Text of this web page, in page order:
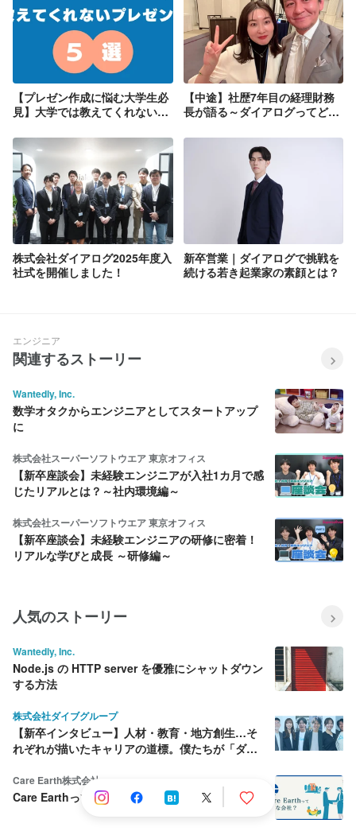
【プレゼン作成に悩む大学生必
見】大学では教えてくれないプ
【中途】社歴7年目の経理財務
長が語る～ダイアログってどん
株式会社ダイアログ2025年度入
社式を開催しました！
新卒営業｜ダイアログで挑戦を
続ける若き起業家の素顔とは？
エンジニア
関連するストーリー
Wantedly, Inc.
数学オタクからエンジニアとしてスタートアップ
に
株式会社スーパーソフトウエア 東京オフィス
【新卒座談会】未経験エンジニアが入社1カ月で感
じたリアルとは？～社内環境編～
株式会社スーパーソフトウエア 東京オフィス
【新卒座談会】未経験エンジニアの研修に密着！
リアルな学びと成長 ～研修編～
人気のストーリー
Wantedly, Inc.
Node.js の HTTP server を優雅にシャットダウン
する方法
株式会社ダイブグループ
【新卒インタビュー】人材・教育・地方創生…そ
れぞれが描いたキャリアの道標。僕たちが「ダイ
Care Earth株式会社
Care Earthって何をしている会社？